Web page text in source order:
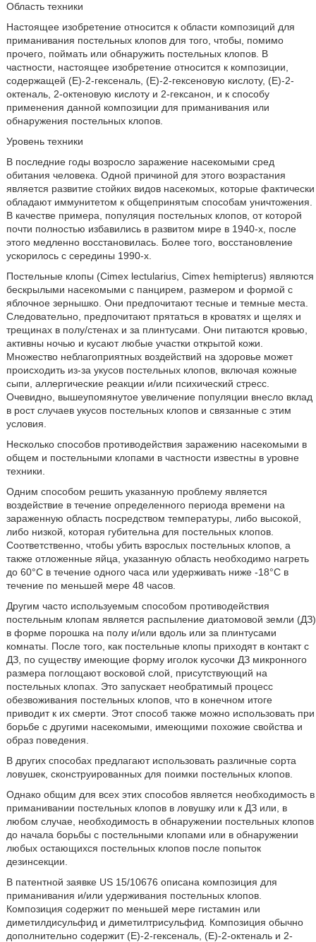
Область техники
Настоящее изобретение относится к области композиций для
приманивания постельных клопов для того, чтобы, помимо
прочего, поймать или обнаружить постельных клопов. В
частности, настоящее изобретение относится к композиции,
содержащей (Е)-2-гексеналь, (Е)-2-гексеновую кислоту, (Е)-2-
октеналь, 2-октеновую кислоту и 2-гексанон, и к способу
применения данной композиции для приманивания или
обнаружения постельных клопов.
Уровень техники
В последние годы возросло заражение насекомыми сред
обитания человека. Одной причиной для этого возрастания
является развитие стойких видов насекомых, которые фактически
обладают иммунитетом к общепринятым способам уничтожения.
В качестве примера, популяция постельных клопов, от которой
почти полностью избавились в развитом мире в 1940-х, после
этого медленно восстановилась. Более того, восстановление
ускорилось с середины 1990-х.
Постельные клопы (Cimex lectularius, Cimex hemipterus) являются
бескрылыми насекомыми с панцирем, размером и формой с
яблочное зернышко. Они предпочитают тесные и темные места.
Следовательно, предпочитают прятаться в кроватях и щелях и
трещинах в полу/стенах и за плинтусами. Они питаются кровью,
активны ночью и кусают любые участки открытой кожи.
Множество неблагоприятных воздействий на здоровье может
происходить из-за укусов постельных клопов, включая кожные
сыпи, аллергические реакции и/или психический стресс.
Очевидно, вышеупомянутое увеличение популяции внесло вклад
в рост случаев укусов постельных клопов и связанные с этим
условия.
Несколько способов противодействия заражению насекомыми в
общем и постельными клопами в частности известны в уровне
техники.
Одним способом решить указанную проблему является
воздействие в течение определенного периода времени на
зараженную область посредством температуры, либо высокой,
либо низкой, которая губительна для постельных клопов.
Соответственно, чтобы убить взрослых постельных клопов, а
также отложенные яйца, указанную область необходимо нагреть
до 60°С в течение одного часа или удерживать ниже -18°С в
течение по меньшей мере 48 часов.
Другим часто используемым способом противодействия
постельным клопам является распыление диатомовой земли (ДЗ)
в форме порошка на полу и/или вдоль или за плинтусами
комнаты. После того, как постельные клопы приходят в контакт с
ДЗ, по существу имеющие форму иголок кусочки ДЗ микронного
размера поглощают восковой слой, присутствующий на
постельных клопах. Это запускает необратимый процесс
обезвоживания постельных клопов, что в конечном итоге
приводит к их смерти. Этот способ также можно использовать при
борьбе с другими насекомыми, имеющими похожие свойства и
образ поведения.
В других способах предлагают использовать различные сорта
ловушек, сконструированных для поимки постельных клопов.
Однако общим для всех этих способов является необходимость в
приманивании постельных клопов в ловушку или к ДЗ или, в
любом случае, необходимость в обнаружении постельных клопов
до начала борьбы с постельными клопами или в обнаружении
любых остающихся постельных клопов после попыток
дезинсекции.
В патентной заявке US 15/10676 описана композиция для
приманивания и/или удерживания постельных клопов.
Композиция содержит по меньшей мере гистамин или
диметилдисульфид и диметилтрисульфид. Композиция обычно
дополнительно содержит (Е)-2-гексеналь, (Е)-2-октеналь и 2-